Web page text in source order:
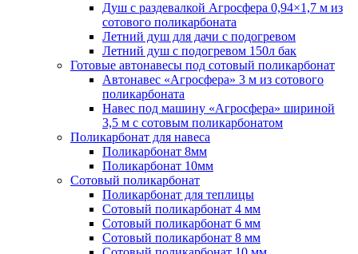
Душ с раздевалкой Агросфера 0,94×1,7 м из
сотового поликарбоната
Летний душ для дачи с подогревом
Летний душ с подогревом 150л бак
Готовые автонавесы под сотовый поликарбонат
Автонавес «Агросфера» 3 м из сотового
поликарбоната
Навес под машину «Агросфера» шириной
3,5 м с сотовым поликарбонатом
Поликарбонат для навеса
Поликарбонат 8мм
Поликарбонат 10мм
Сотовый поликарбонат
Поликарбонат для теплицы
Сотовый поликарбонат 4 мм
Сотовый поликарбонат 6 мм
Сотовый поликарбонат 8 мм